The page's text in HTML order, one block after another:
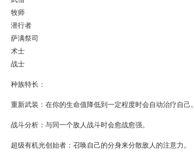
牧师
潜行者
萨满祭司
术士
战士
种族特长：
重新武装：在你的生命值降低到一定程度时会自动治疗自己。
战斗分析：与同一个敌人战斗时会愈战愈强。
超级有机光创始者：召唤自己的分身来分散敌人的注意力。